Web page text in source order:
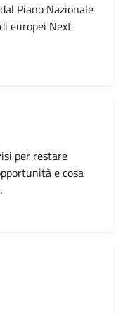
Piano Nazionale
europei Next
per restare
e cosa